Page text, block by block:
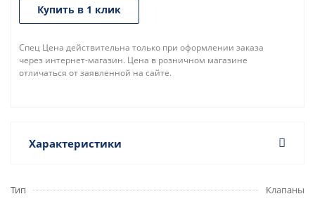
Купить в 1 клик
Спец Цена действительна только при оформлении заказа
через интернет-магазин. Цена в розничном магазине
отличаться от заявленной на сайте.
Характеристики
Тип
Клапаны